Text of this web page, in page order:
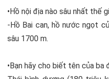
•Hồ nội địa nào sâu nhất thế
-Hồ Bai can, hồ nước ngọt
sâu 1700 m.
•Bạn hãy cho biết tên của ba